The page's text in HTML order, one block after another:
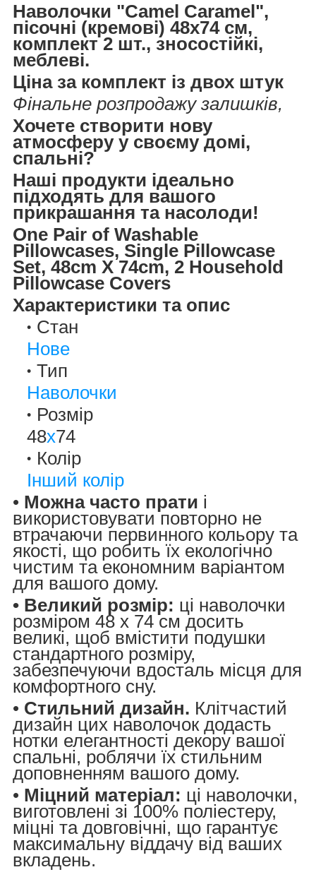
Наволочки "Camel Caramel",
пісочні (кремові) 48х74 см,
комплект 2 шт., зносостійкі,
меблеві.
Ціна за комплект із двох штук
Фінальне розпродажу залишків,
Хочете створити нову
атмосферу у своєму домі,
спальні?
Наші продукти ідеально
підходять для вашого
прикрашання та насолоди!
One Pair of Washable
Pillowcases, Single Pillowcase
Set, 48cm X 74cm, 2 Household
Pillowcase Covers
Характеристики та опис
Стан
Нове
Тип
Наволочки
Розмір
48x74
Колір
Інший колір
• Можна часто прати і
використовувати повторно не
втрачаючи первинного кольору та
якості, що робить їх екологічно
чистим та економним варіантом
для вашого дому.
• Великий розмір: ці наволочки
розміром 48 x 74 см досить
великі, щоб вмістити подушки
стандартного розміру,
забезпечуючи вдосталь місця для
комфортного сну.
• Стильний дизайн. Клітчастий
дизайн цих наволочок додасть
нотки елегантності декору вашої
спальні, роблячи їх стильним
доповненням вашого дому.
• Міцний матеріал: ці наволочки,
виготовлені зі 100% поліестеру,
міцні та довговічні, що гарантує
максимальну віддачу від ваших
вкладень.